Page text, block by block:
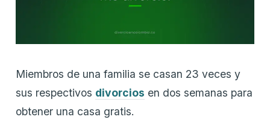
Miembros de una familia se casan 23 veces y
sus respectivos divorcios en dos semanas para
obtener una casa gratis.